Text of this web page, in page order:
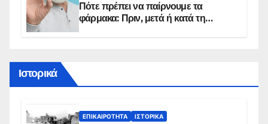
Πότε πρέπει να παίρνουμε τα
φάρμακα: Πριν, μετά ή κατά τη
Ιστορικά
ΕΠΙΚΑΙΡΌΤΗΤΑ ΙΣΤΟΡΙΚΆ